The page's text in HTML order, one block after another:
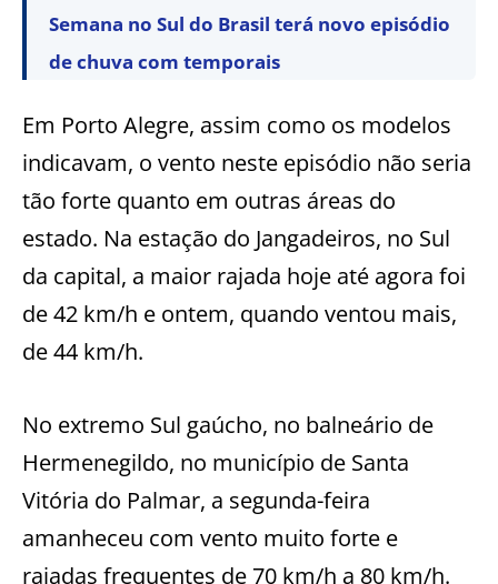
Semana no Sul do Brasil terá novo episódio
de chuva com temporais
Em Porto Alegre, assim como os modelos
indicavam, o vento neste episódio não seria
tão forte quanto em outras áreas do
estado. Na estação do Jangadeiros, no Sul
da capital, a maior rajada hoje até agora foi
de 42 km/h e ontem, quando ventou mais,
de 44 km/h.
No extremo Sul gaúcho, no balneário de
Hermenegildo, no município de Santa
Vitória do Palmar, a segunda-feira
amanheceu com vento muito forte e
rajadas frequentes de 70 km/h a 80 km/h.